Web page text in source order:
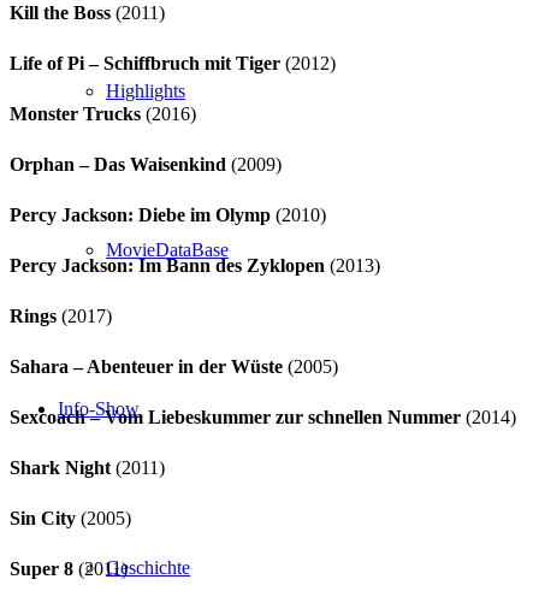
Highlights
MovieDataBase
Info-Show
Geschichte
Kill the Boss (2011)
Life of Pi – Schiffbruch mit Tiger (2012)
Monster Trucks (2016)
Orphan – Das Waisenkind (2009)
Percy Jackson: Diebe im Olymp (2010)
Percy Jackson: Im Bann des Zyklopen (2013)
Rings (2017)
Sahara – Abenteuer in der Wüste (2005)
Sexcoach – Vom Liebeskummer zur schnellen Nummer (2014)
Shark Night (2011)
Sin City (2005)
Super 8 (2011)